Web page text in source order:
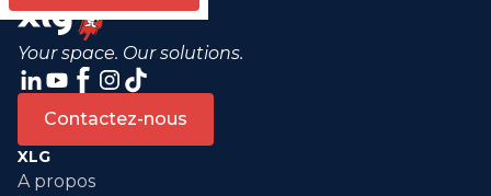
Your space. Our solutions.
Contactez-nous
XLG
A propos